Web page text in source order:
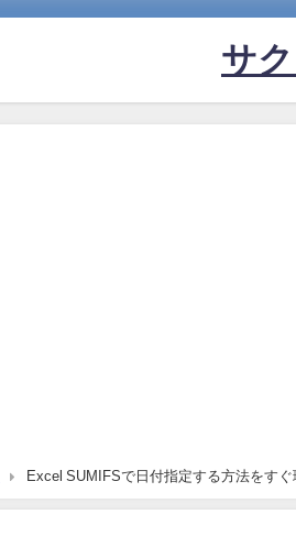
サ
Excel SUMIFSで日付指定する方法をす